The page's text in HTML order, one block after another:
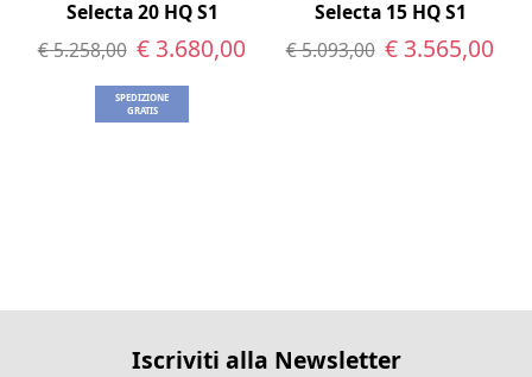
caldaie a pellet MCZ a tua disposizione.
delle promozioni in corso.
shop.addessi.it, efficienza energetica,
Selecta 20 HQ S1
€ 5.258,00 € 3.680,00
SPEDIZIONE
GRATIS
Selecta 15 HQ S1
€ 5.093,00 € 3.565,00
Iscriviti alla Newsletter